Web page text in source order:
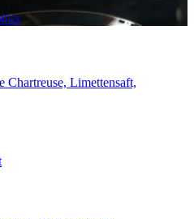
Limettensaft,